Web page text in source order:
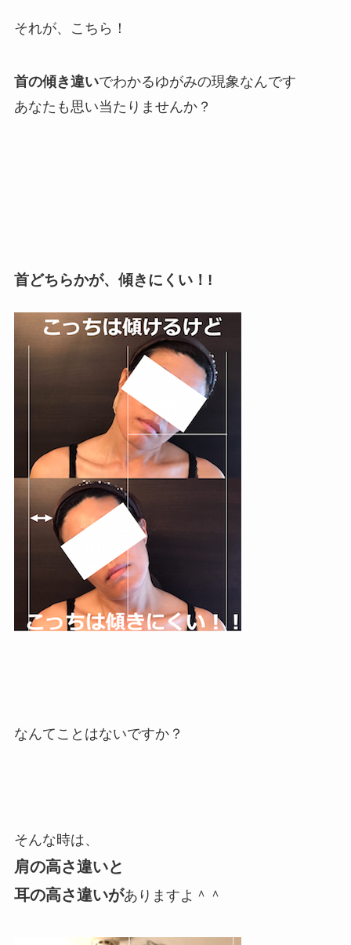
それが、こちら！
首の傾き違いでわかるゆがみの現象なんです
あなたも思い当たりませんか？
首どちらかが、傾きにくい！!
なんてことはないですか？
そんな時は、
肩の高さ違いと
耳の高さ違いがありますよ＾＾